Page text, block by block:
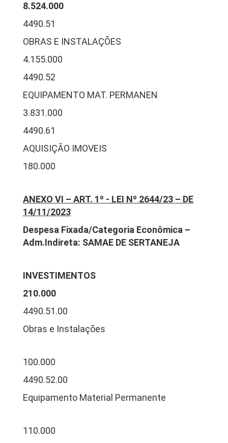
8.524.000
4490.51
OBRAS E INSTALAÇÕES
4.155.000
4490.52
EQUIPAMENTO MAT. PERMANEN
3.831.000
4490.61
AQUISIÇÃO IMOVEIS
180.000
ANEXO VI – ART. 1º - LEI Nº 2644/23 – DE
14/11/2023
Despesa Fixada/Categoria Econômica –
Adm.Indireta: SAMAE DE SERTANEJA
INVESTIMENTOS
210.000
4490.51.00
Obras e Instalações
100.000
4490.52.00
Equipamento Material Permanente
110.000